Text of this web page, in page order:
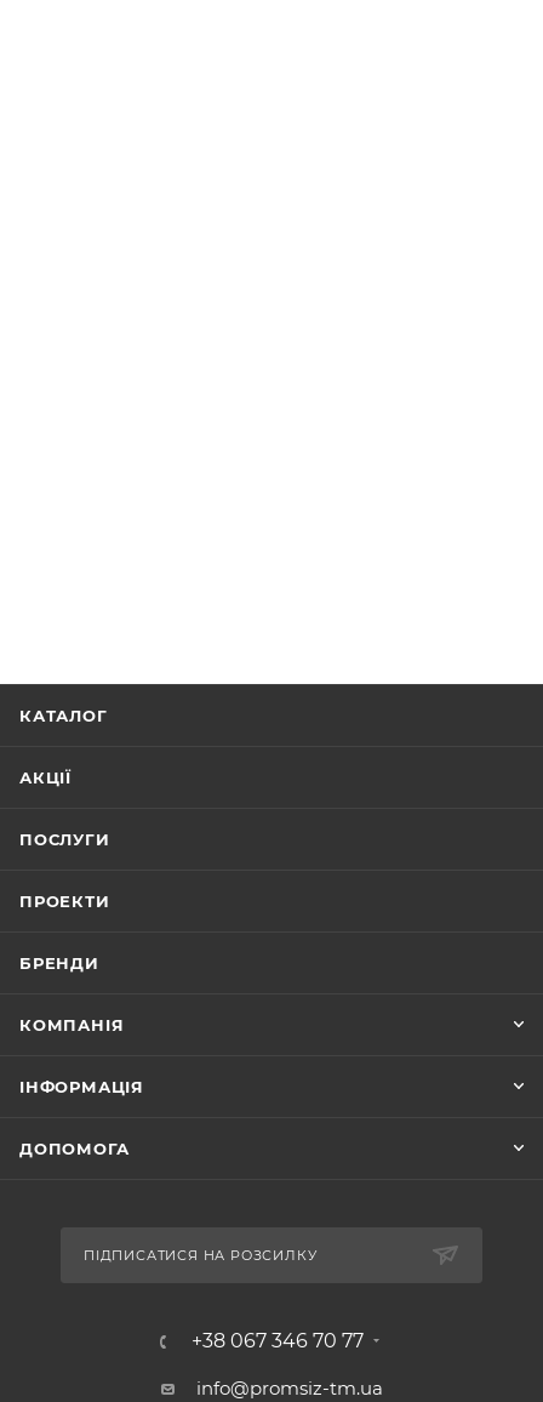
КАТАЛОГ
АКЦІЇ
ПОСЛУГИ
ПРОЕКТИ
БРЕНДИ
КОМПАНІЯ
ІНФОРМАЦІЯ
ДОПОМОГА
ПІДПИСАТИСЯ НА РОЗСИЛКУ
+38 067 346 70 77
info@promsiz-tm.ua